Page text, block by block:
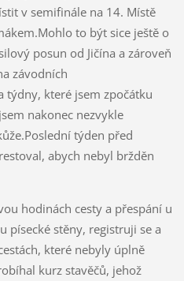
v semifinále na 14. Místě
to být sice ještě o
posun od Jičína a zároveň
závodních
týdny, které jsem zpočátku
nakonec nezvykle
týden před
abych nebyl bržděn
hodinách cesty a přespání u
písecké stěny, registruji se a
které nebyly úplně
kurz stavěčů, jehož